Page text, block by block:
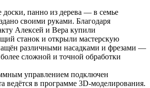
доски, панно из дерева — в семье
своими руками. Благодаря
Алексей и Вера купили
станок и открыли мастерскую
различными насадками и фрезами —
сложной и точной обработки
управлением подключен
ведётся в программе 3D-моделирования.